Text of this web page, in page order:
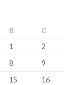
B
C
1
2
8
9
15
16